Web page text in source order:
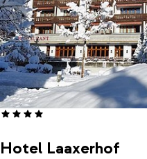
Hotel Laaxerhof